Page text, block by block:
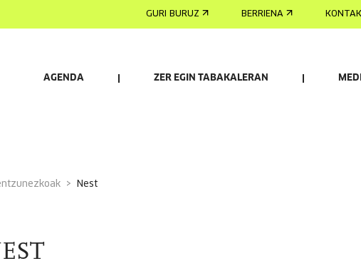
GURI BURUZ BERRIENA
AGENDA ZER EGIN TABAKALERAN
nest